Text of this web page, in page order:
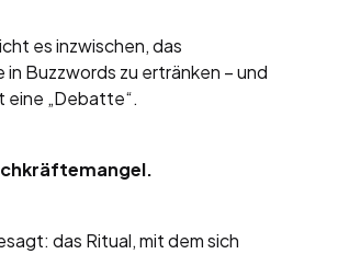
es inzwischen, das
Buzzwords zu ertränken – und
„Debatte“.
das Ritual, mit dem sich